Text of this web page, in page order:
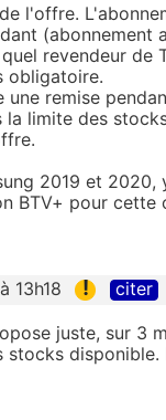
l'offre.
(abonnement
revendeur de
obligatoire.
une remise
la limite des
2019 et
BTV+ pour cette
13h18 ! citer
juste, sur 3
stocks